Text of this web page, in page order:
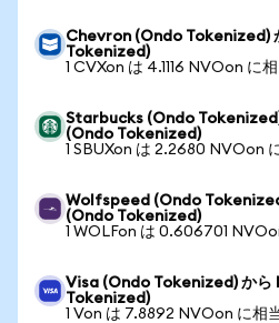
Chevron (Ondo Tokenized)
Tokenized)
1 CVXon は 4.1116 NVOon に相
Starbucks (Ondo
(Ondo Tokenized)
1 SBUXon は 2.2680 NVOon
Wolfspeed (Ondo
(Ondo Tokenized)
1 WOLFon は 0.606701
Visa (Ondo Tokenized) か
Tokenized)
1 Von は 7.8892 NVOon に相